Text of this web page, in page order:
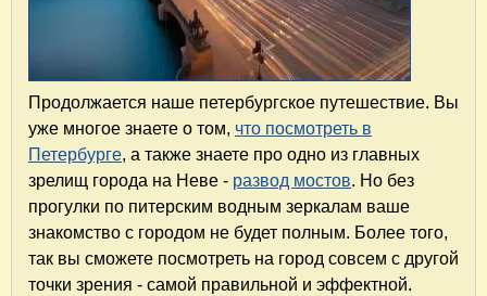
Продолжается наше петербургское путешествие. Вы
уже многое знаете о том, что посмотреть в
Петербурге, а также знаете про одно из главных
зрелищ города на Неве - развод мостов. Но без
прогулки по питерским водным зеркалам ваше
знакомство с городом не будет полным. Более того,
так вы сможете посмотреть на город совсем с другой
точки зрения - самой правильной и эффектной.